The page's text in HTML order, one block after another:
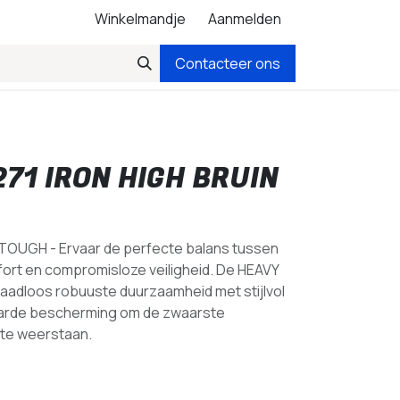
Winkelmandje Aanmelden
Contacteer ons
IRON HIGH BRUIN
TOUGH - Ervaar de perfecte balans tussen
en compromisloze veiligheid. De HEAVY
robuuste duurzaamheid met stijlvol
bescherming om de zwaarste
weerstaan.